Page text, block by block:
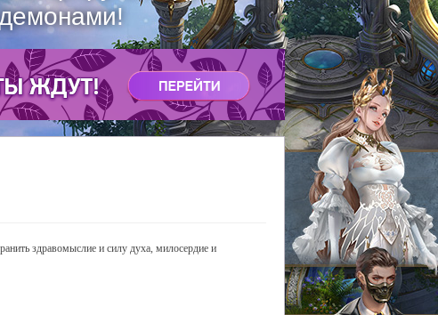
здравомыслие и силу духа, милосердие и